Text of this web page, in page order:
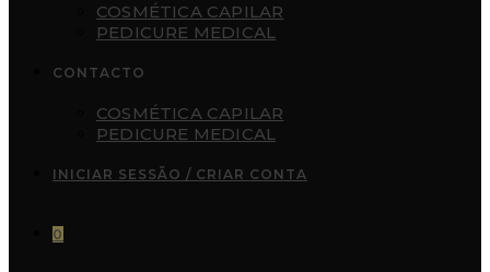
COSMÉTICA CAPILAR
PEDICURE MEDICAL
CONTACTO
COSMÉTICA CAPILAR
PEDICURE MEDICAL
INICIAR SESSÃO / CRIAR CONTA
0